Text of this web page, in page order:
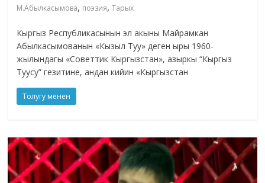
М.Абылкасымова, поэзия,Тарых
Кыргыз Республикасынын эл акыны Майрамкан
Абылкасымованын «Кызыл Туу» деген ыры 1960-
жылындагы «Советтик Кыргызстан», азыркы “Кыргыз
Туусу” гезитине, андан кийин «Кыргызстан
Толугу менен